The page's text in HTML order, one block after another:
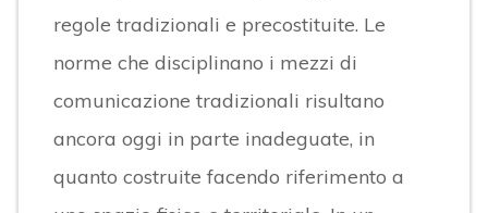
regole tradizionali e precostituite. Le
norme che disciplinano i mezzi di
comunicazione tradizionali risultano
ancora oggi in parte inadeguate, in
quanto costruite facendo riferimento a